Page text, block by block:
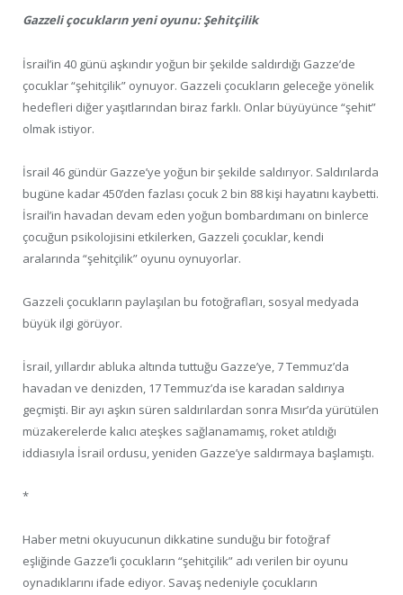
Gazzeli çocukların yeni oyunu: Şehitçilik
İsrail’in 40 günü aşkındır yoğun bir şekilde saldırdığı Gazze’de
çocuklar “şehitçilik” oynuyor. Gazzeli çocukların geleceğe yönelik
hedefleri diğer yaşıtlarından biraz farklı. Onlar büyüyünce “şehit”
olmak istiyor.
İsrail 46 gündür Gazze’ye yoğun bir şekilde saldırıyor. Saldırılarda
bugüne kadar 450’den fazlası çocuk 2 bin 88 kişi hayatını kaybetti.
İsrail’in havadan devam eden yoğun bombardımanı on binlerce
çocuğun psikolojisini etkilerken, Gazzeli çocuklar, kendi
aralarında “şehitçilik” oyunu oynuyorlar.
Gazzeli çocukların paylaşılan bu fotoğrafları, sosyal medyada
büyük ilgi görüyor.
İsrail, yıllardır abluka altında tuttuğu Gazze’ye, 7 Temmuz’da
havadan ve denizden, 17 Temmuz’da ise karadan saldırıya
geçmişti. Bir ayı aşkın süren saldırılardan sonra Mısır’da yürütülen
müzakerelerde kalıcı ateşkes sağlanamamış, roket atıldığı
iddiasıyla İsrail ordusu, yeniden Gazze’ye saldırmaya başlamıştı.
*
Haber metni okuyucunun dikkatine sunduğu bir fotoğraf
eşliğinde Gazze’li çocukların “şehitçilik” adı verilen bir oyunu
oynadıklarını ifade ediyor. Savaş nedeniyle çocukların